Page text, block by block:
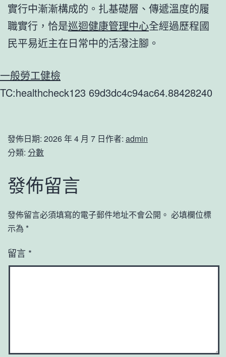
實行中漸漸構成的。扎基礎層、傳遞溫度的履
職實行，恰是巡迴健康管理中心全經過歷程國
民平易近主在日常中的活潑注腳。
一般勞工健檢
TC:healthcheck123 69d3dc4c94ac64.88428240
發佈日期: 2026 年 4 月 7 日作者: admin
分類: 分數
發佈留言
發佈留言必須填寫的電子郵件地址不會公開。 必填欄位標
示為 *
留言 *